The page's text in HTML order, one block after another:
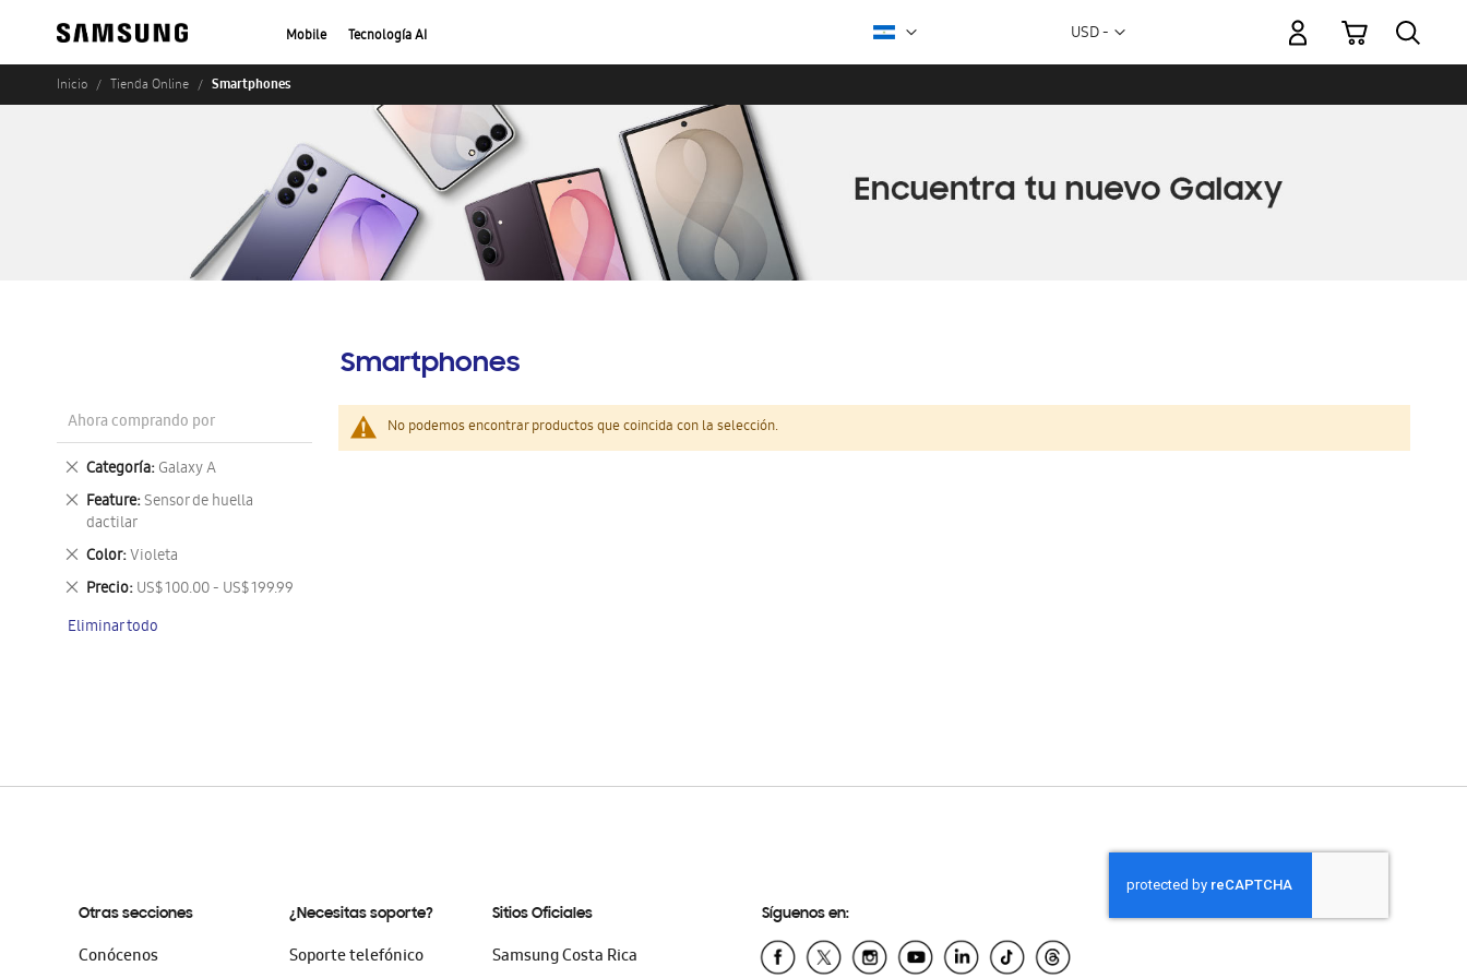
Mobile Tecnología AI Moneda
USD -
Mi carrito
Inicio Tienda Online Smartphones
Smartphones
No podemos encontrar productos que coincida con la selección.
Ahora comprando por
Categoría Galaxy A
Eliminar
este
artículo
Feature Sensor de huella
dactilar
Eliminar
este
artículo
Color Violeta
Eliminar
este
artículo
Precio US$ 100.00 - US$ 199.99
Eliminar
artículo
Eliminar todo
Otras secciones
Conócenos
¿Necesitas soporte?
Soporte telefónico
Sitios Oficiales
Samsung Costa Rica
Síguenos en: